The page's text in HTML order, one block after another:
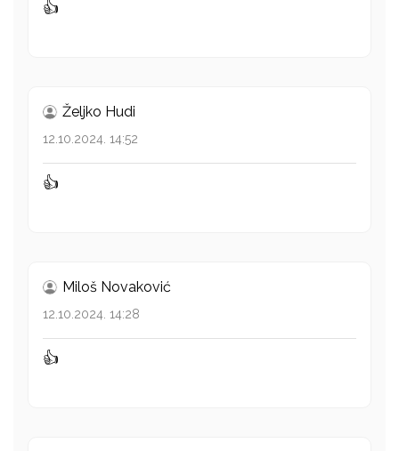
👍
Željko Hudi
12.10.2024. 14:52
👍
Miloš Novaković
12.10.2024. 14:28
👍